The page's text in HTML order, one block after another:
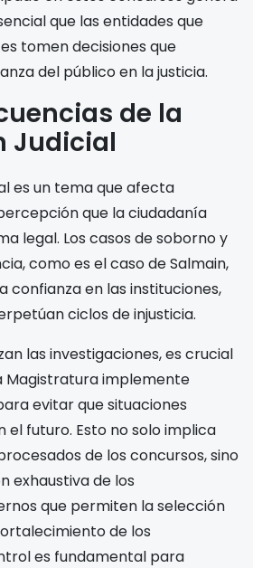
que las entidades que
tomen decisiones que
del público en la justicia.
de la
Judicial
es un tema que afecta
que la ciudadanía
legal. Los casos de soborno y
como es el caso de Salmain,
confianza en las instituciones,
ciclos de injusticia.
las investigaciones, es crucial
Magistratura implemente
evitar que situaciones
el futuro. Esto no solo implica
de los concursos, sino
exhaustiva de los
que permiten la selección
de los
es fundamental para